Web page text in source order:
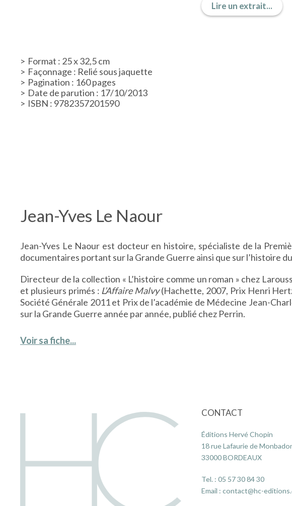
Lire un extrait...
Format : 25 x 32,5 cm
Façonnage : Relié sous jaquette
Pagination : 160 pages
Date de parution : 17/10/2013
ISBN : 9782357201590
Jean-Yves Le Naour
Jean-Yves Le Naour est docteur en histoire, spécialiste de la
documentaires portant sur la Grande Guerre ainsi que sur l’histoire du
Directeur de la collection « L’histoire comme un roman » chez
et plusieurs primés : L’Affaire Malvy(Hachette, 2007, Prix Henri
Société Générale 2011 et Prix de l’académie de Médecine Jean-
sur la Grande Guerre année par année, publié chez Perrin.
Voir sa fiche...
CONTACT
Éditions Hervé Chopin
18 rue Lafaurie de
33000 BORDEAUX
Tel. : 05 57 30 84 30
Email : contact@hc-